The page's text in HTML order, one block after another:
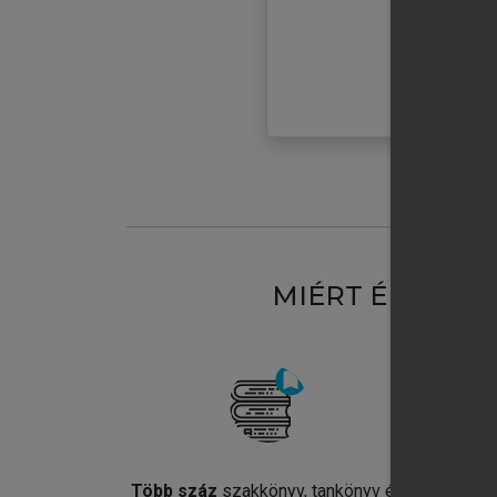
MIÉRT
Több száz szakkönyv, tankönyv és